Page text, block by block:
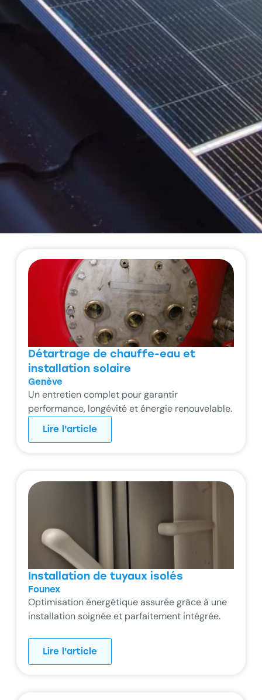
Détartrage de chauffe-eau et
installation solaire
Genève
Un entretien complet pour garantir
performance, longévité et énergie renouvelable.
Lire l'article
Installation de tuyaux isolés
Founex
Optimisation énergétique assurée grâce à une
installation soignée et parfaitement intégrée.
Lire l'article